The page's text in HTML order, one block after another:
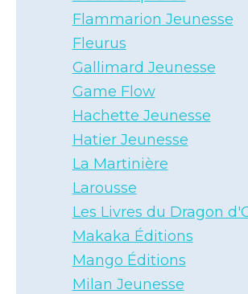
Flammarion Jeunesse
Fleurus
Gallimard Jeunesse
Game Flow
Hachette Jeunesse
Hatier Jeunesse
La Martinière
Larousse
Les Livres du Dragon
Makaka Éditions
Mango Éditions
Milan Jeunesse